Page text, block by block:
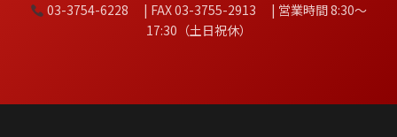
03-3754-6228 | FAX 03-3755-2913 | 営業時間 8:30〜
17:30（土日祝休）